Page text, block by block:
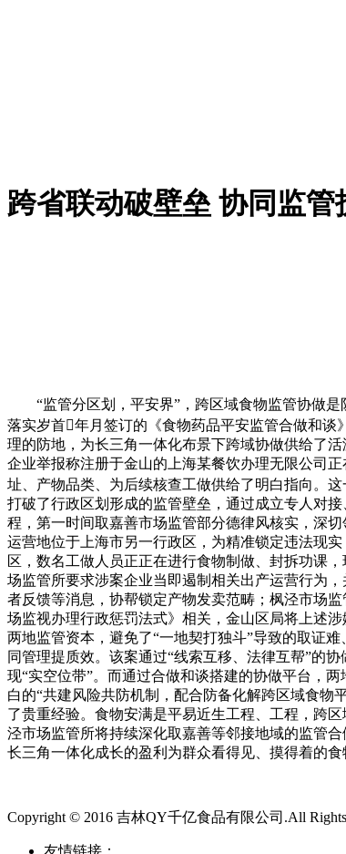
跨省联动破壁垒 协同监
“监管分区划，平安界”，跨区域食物监管协做是
落实岁首年月签订的《食物药品平安监管合做和谈
理的防地，为长三角一体化布景下跨域协做供给了
企业举报称注册于金山的上海某餐饮办理无限公司
址、产物品类、为后续核查工做供给了明白指向。
打破了行政区划形成的监管壁垒，通过成立专人对
程，第一时间取嘉善市场监管部分德律风核实，深
运营地位于上海市另一行政区，为精准锁定违法现
区，数名工做人员正正在进行食物制做、封拆功课
场监管所要求涉案企业当即遏制相关出产运营行为
者反馈等消息，协帮锁定产物发卖范畴；枫泾市场
场监视办理行政惩罚法式》相关，金山区局将上述
两地监管资本，避免了“一地契打独斗”导致的取证
同管理提质效。该案通过“线索互移、法律互帮”的
现“实空位带”。而通过合做和谈搭建的协做平台，
白的“共建风险共防机制，配合防备化解跨区域食物
了贵重经验。食物安满是平易近生工程、工程，跨
泾市场监管所将持续深化取嘉善等邻接地域的监管
长三角一体化成长的盈利为群众看得见、摸得着的食
Copyright © 2016 吉林QY千亿食品有限公司.All Rights
友情链接：